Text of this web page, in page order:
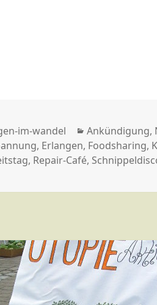
in Erlangen
im-wandel Kategorien
Ankündigung,
, Erlangen, Foodsharing,
, Repair-Café,